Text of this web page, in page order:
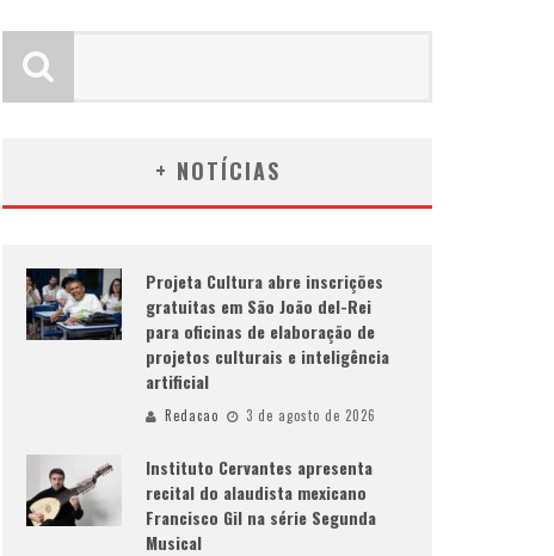
+ NOTÍCIAS
Projeta Cultura abre inscrições
gratuitas em São João del-Rei
para oficinas de elaboração de
projetos culturais e inteligência
artificial
Redacao 3 de agosto de 2026
Instituto Cervantes apresenta
recital do alaudista mexicano
Francisco Gil na série Segunda
Musical